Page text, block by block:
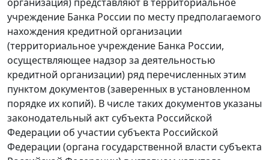
организация) представляют в территориальное
учреждение Банка России по месту предполагаемого
нахождения кредитной организации
(территориальное учреждение Банка России,
осуществляющее надзор за деятельностью
кредитной организации) ряд перечисленных этим
пунктом документов (заверенных в установленном
порядке их копий). В числе таких документов указаны
законодательный акт субъекта Российской
Федерации об участии субъекта Российской
Федерации (органа государственной власти субъекта